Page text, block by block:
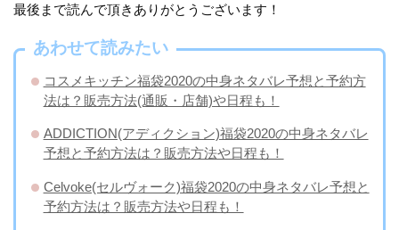
最後まで読んで頂きありがとうございます！
あわせて読みたい
コスメキッチン福袋2020の中身ネタバレ予想と予約方
法は？販売方法(通販・店舗)や日程も！
ADDICTION(アディクション)福袋2020の中身ネタバレ
予想と予約方法は？販売方法や日程も！
Celvoke(セルヴォーク)福袋2020の中身ネタバレ予想と
予約方法は？販売方法や日程も！